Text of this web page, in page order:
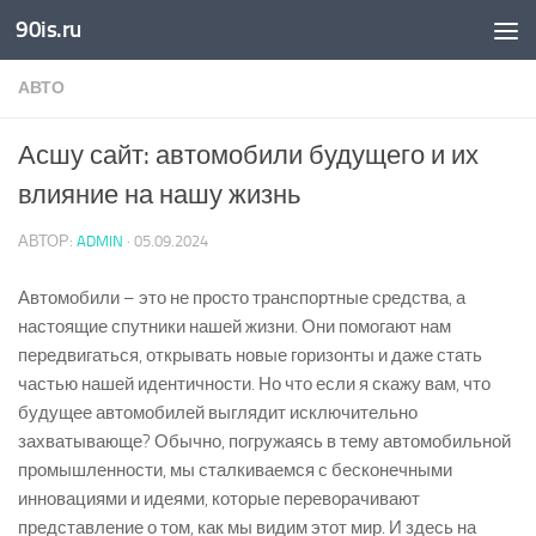
Skip to content
90is.ru
АВТО
Асшу сайт: автомобили будущего и их
влияние на нашу жизнь
АВТОР: ADMIN · 05.09.2024
Автомобили – это не просто транспортные средства, а
настоящие спутники нашей жизни. Они помогают нам
передвигаться, открывать новые горизонты и даже стать
частью нашей идентичности. Но что если я скажу вам, что
будущее автомобилей выглядит исключительно
захватывающе? Обычно, погружаясь в тему автомобильной
промышленности, мы сталкиваемся с бесконечными
инновациями и идеями, которые переворачивают
представление о том, как мы видим этот мир. И здесь на